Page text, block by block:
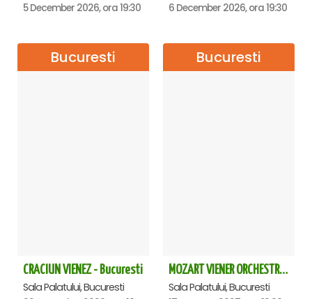
5 December 2026, ora 19:30 6 December 2026, ora 19:30
Bucuresti
CRACIUN VIENEZ - Bucuresti
Sala Palatului, Bucuresti
Bucuresti
MOZART VIENER ORCHESTRA - CONCERT EXTRAORDINAR - Sala Palatului
Sala Palatului, Bucuresti